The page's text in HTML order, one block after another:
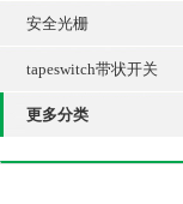
安全光栅
tapeswitch带状开关
更多分类